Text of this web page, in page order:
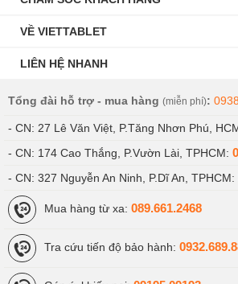
VỀ VIETTABLET
LIÊN HỆ NHANH
Tổng đài hỗ trợ - mua hàng (miễn phí):
- CN: 27 Lê Văn Việt, P.Tăng Nhơn Phú,
- CN: 174 Cao Thắng, P.Vườn Lài, TPHCM:
- CN: 327 Nguyễn An Ninh, P.Dĩ An, TPHCM:
Mua hàng từ xa: 089.661.2468
Tra cứu tiến độ bảo hành: